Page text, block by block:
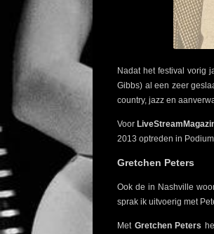
Nadat het festival vorig
Gibbs) al een zeer
country, jazz en
Voor
2013 optreden in
Gretchen Peters
Ook de in Nashville
sprak ik uitvoerig met
Met Gretchen Peters